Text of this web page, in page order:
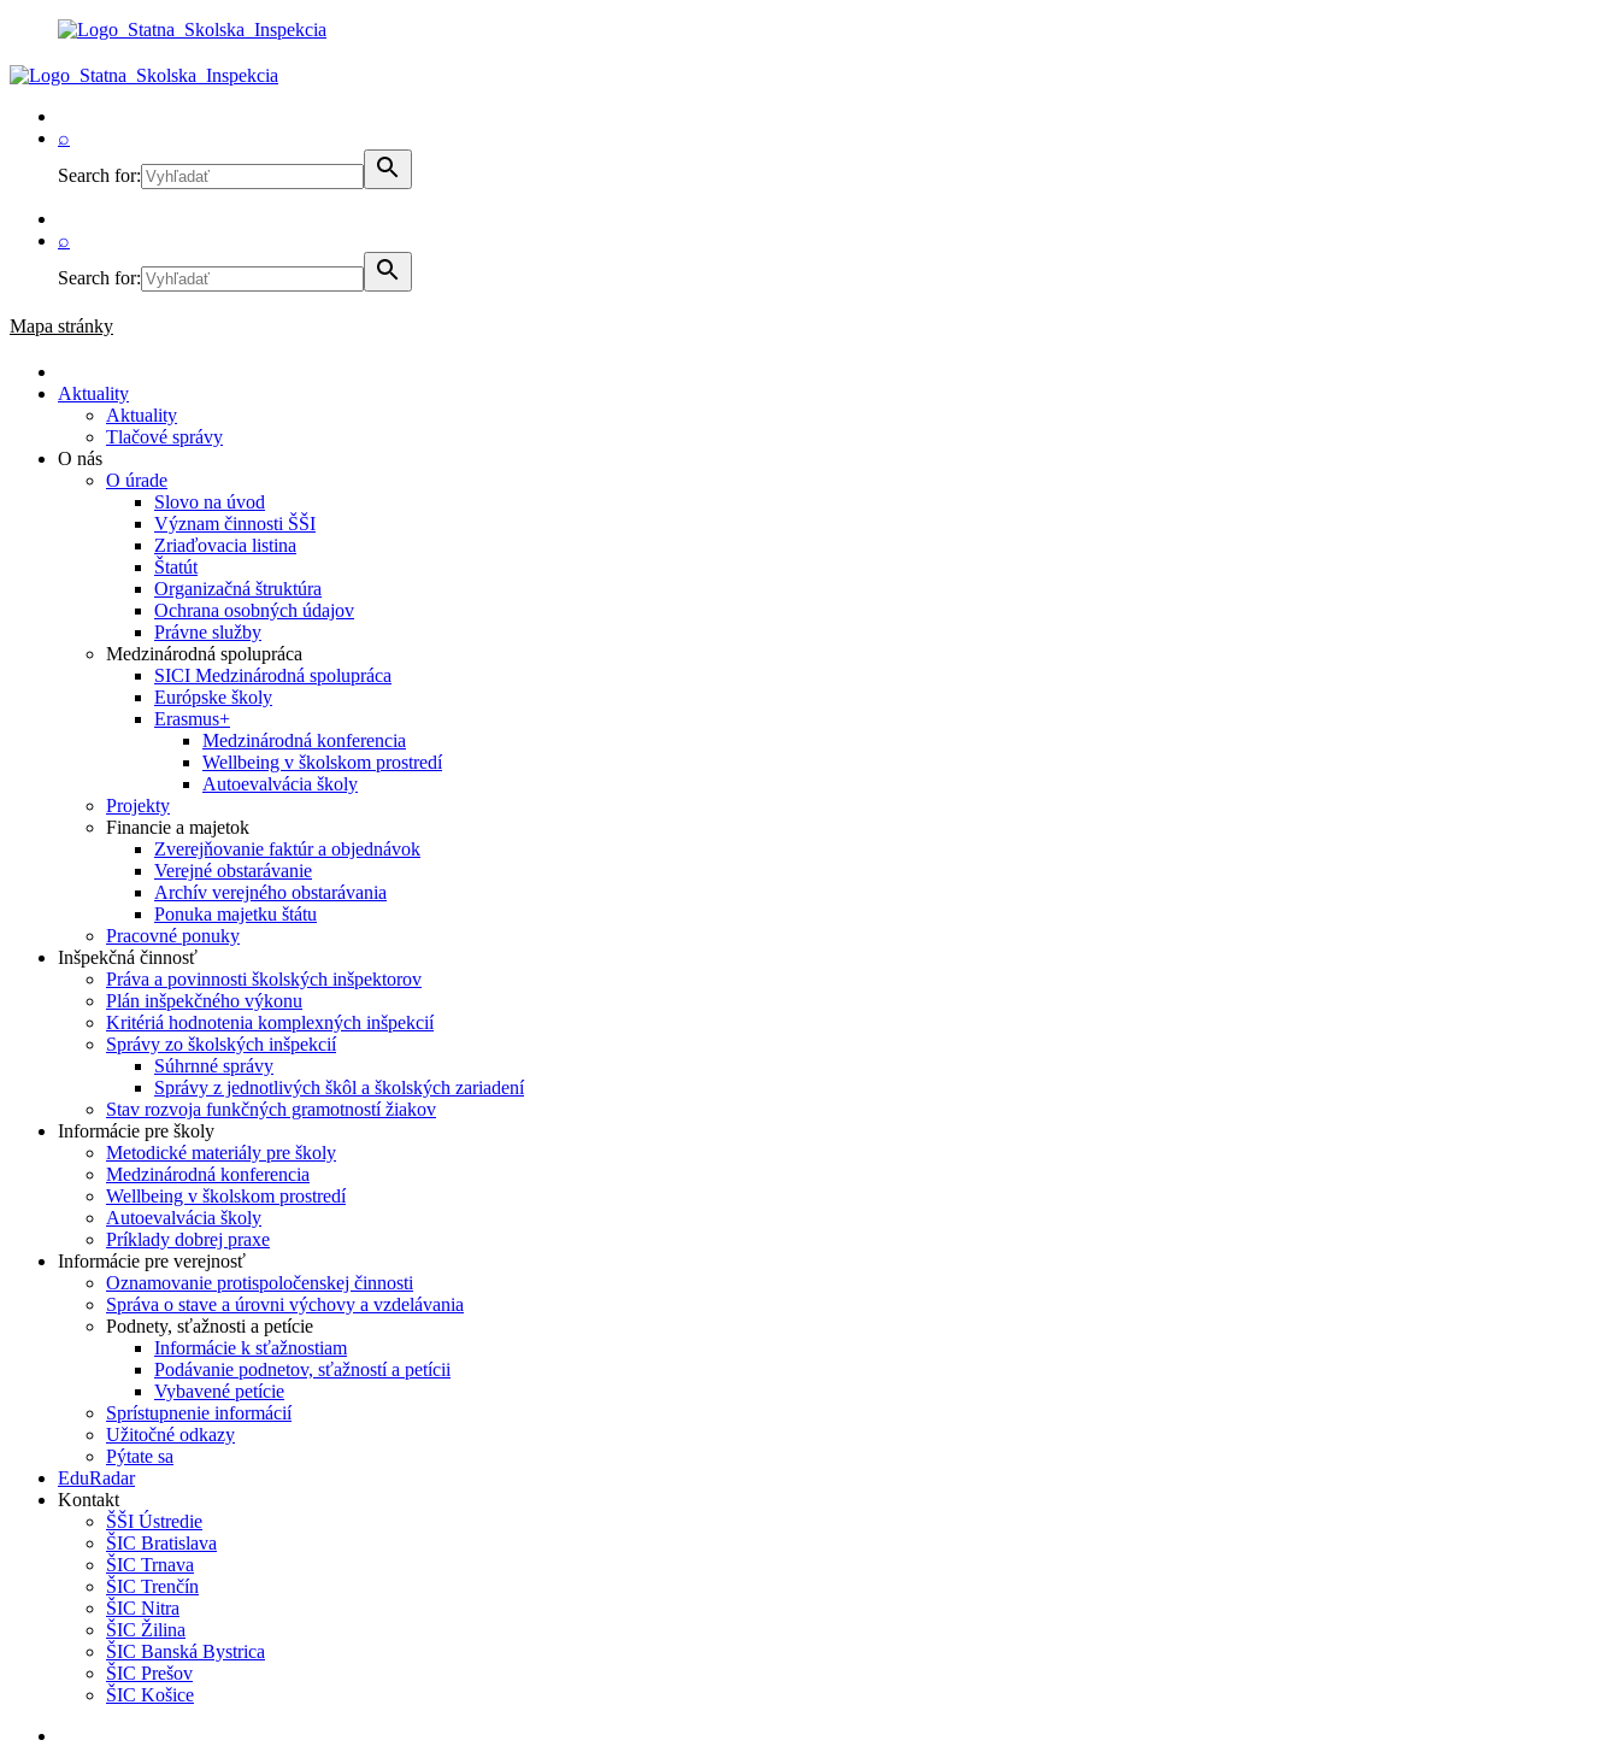
⌕
Search for:
⌕
Search for:
Mapa stránky
Aktuality
Aktuality
Tlačové správy
O nás
O úrade
Slovo na úvod
Význam činnosti ŠŠI
Zriaďovacia listina
Štatút
Organizačná štruktúra
Ochrana osobných údajov
Právne služby
Medzinárodná spolupráca
SICI Medzinárodná spolupráca
Európske školy
Erasmus+
Medzinárodná konferencia
Wellbeing v školskom prostredí
Autoevalvácia školy
Projekty
Financie a majetok
Zverejňovanie faktúr a objednávok
Verejné obstarávanie
Archív verejného obstarávania
Ponuka majetku štátu
Pracovné ponuky
Inšpekčná činnosť
Práva a povinnosti školských inšpektorov
Plán inšpekčného výkonu
Kritériá hodnotenia komplexných inšpekcií
Správy zo školských inšpekcií
Súhrnné správy
Správy z jednotlivých škôl a školských zariadení
Stav rozvoja funkčných gramotností žiakov
Informácie pre školy
Metodické materiály pre školy
Medzinárodná konferencia
Wellbeing v školskom prostredí
Autoevalvácia školy
Príklady dobrej praxe
Informácie pre verejnosť
Oznamovanie protispoločenskej činnosti
Správa o stave a úrovni výchovy a vzdelávania
Podnety, sťažnosti a petície
Informácie k sťažnostiam
Podávanie podnetov, sťažností a petícii
Vybavené petície
Sprístupnenie informácií
Užitočné odkazy
Pýtate sa
EduRadar
Kontakt
ŠŠI Ústredie
ŠIC Bratislava
ŠIC Trnava
ŠIC Trenčín
ŠIC Nitra
ŠIC Žilina
ŠIC Banská Bystrica
ŠIC Prešov
ŠIC Košice